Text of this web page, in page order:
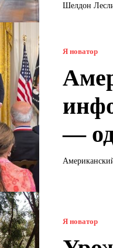
Шелдон
Я новатор
—
Я новатор